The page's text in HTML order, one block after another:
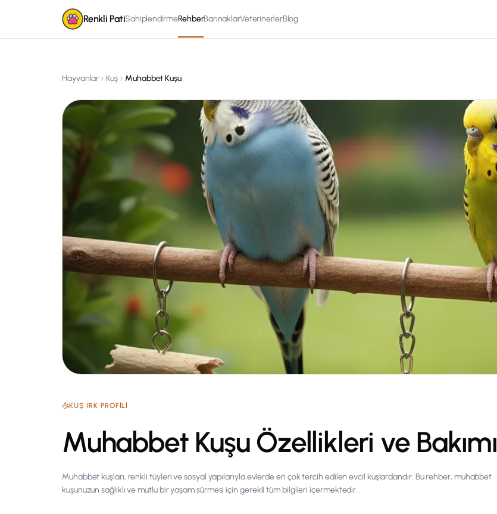
Renkli PatiSahiplendirmeRehberBarınaklarVeterinerlerBlog
Hayvanlar Kuş Muhabbet Kuşu
KUŞ IRK PROFILI
Muhabbet Kuşu Özellikleri ve Bakımı
Muhabbet kuşları, renkli tüyleri ve sosyal yapılarıyla evlerde en çok tercih edilen evcil kuşlardandır. Bu rehber, muhabbet
kuşunuzun sağlıklı ve mutlu bir yaşam sürmesi için gerekli tüm bilgileri içermektedir.